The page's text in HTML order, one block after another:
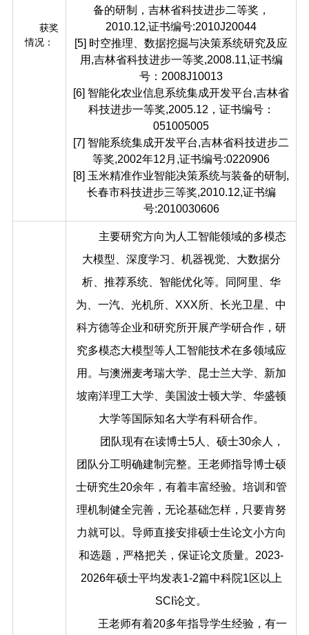
获奖
情况：
备的研制，吉林省科技进步二等奖，
2010.12,证书编号:2010J20044
[5] 时空推理、数据挖掘与决策系统研究及应
用,吉林省科技进步一等奖,2008.11,证书编
号：2008J10013
[6] 智能化农业信息系统集成开发平台,吉林省
科技进步一等奖,2005.12，证书编号：
051005005
[7] 智能系统集成开发平台,吉林省科技进步二
等奖,2002年12月,证书编号:0220906
[8] 玉米精准作业智能决策系统与装备的研制,
长春市科技进步三等奖,2010.12,证书编
号:2010030606
主要研究方向为人工智能领域的多模态
大模型、深度学习、机器视觉、大数据分
析、推荐系统、智能优化等。同阿里、华
为、一汽、光机所、XXX所、长光卫星、中
科方德等企业和研究所开展产学研合作，研
究多模态大模型等人工智能技术在多领域应
用。与澳洲麦考瑞大学、昆士兰大学、新加
坡南洋理工大学、美国波士顿大学、华盛顿
大学等国际知名大学有科研合作。
团队现有在读博士5人、硕士30余人，
团队分工明确建制完整。王老师指导博士硕
士研究生20余年，有着丰富经验。培训和管
理机制健全完善，无论基础怎样，只要肯努
力就可以。导师直接安排硕士生论文小方向
和选题，严格把关，保证论文质量。2023-
2026年硕士平均发表1-2篇中科院1区以上
SCI论文。
王老师有着20多年指导学生经验，有一